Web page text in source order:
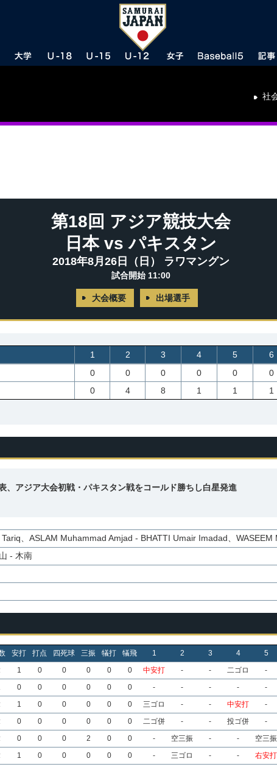
社
第18回 アジア競技大会
日本 vs パキスタン
2018年8月26日（日） ラワマングン
試合開始 11:00
大会概要 出場選手
1 2 3 4 5 6
0 0 0 0 0 0
0 4 8 1 1 1
、アジア大会初戦・パキスタン戦をコールド勝ちし白星発進
Tariq、ASLAM Muhammad Amjad - BHATTI Umair Imadad、WASEEM
- 木南
安打 打点 四死球 三振 犠打 犠飛 1 2 3 4 5
1 0 0 0 0 0 中安打 - - 二ゴロ -
0 0 0 0 0 0 - - - - -
1 0 0 0 0 0 三ゴロ - - 中安打 -
0 0 0 0 0 0 二ゴ併 - - 投ゴ併 -
0 0 0 2 0 0 - 空三振 - - 空三振
1 0 0 0 0 0 - 三ゴロ - - 右安打